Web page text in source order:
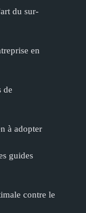
du sur-
en
de
à adopter
guides
contre le